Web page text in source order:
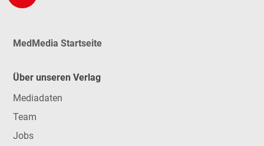
MedMedia Startseite
Über unseren Verlag
Mediadaten
Team
Jobs